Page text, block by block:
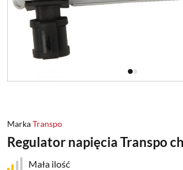
MarkaTranspo
Regulator napięcia Transpo
Mała ilość